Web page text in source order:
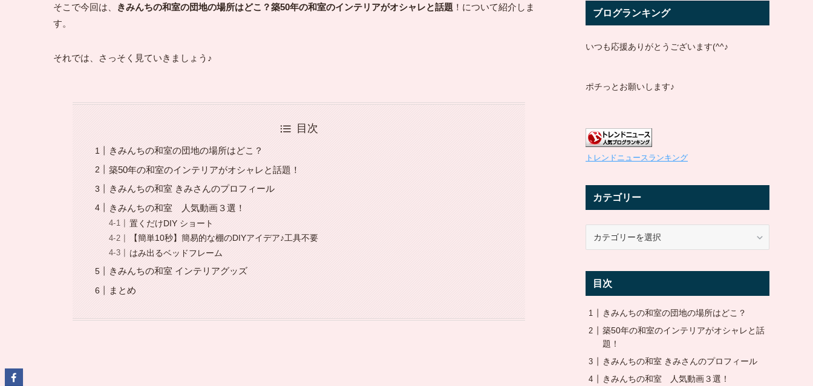
そこで今回は、 きみんちの和室の団地の場所はどこ？築50年の和室のインテリアがオシャレと話題 ！について紹介しま
す。
それでは、さっそく見ていきましょう♪
目次
きみんちの和室の団地の場所はどこ？
築50年の和室のインテリアがオシャレと話題！
きみんちの和室 きみさんのプロフィール
きみんちの和室 人気動画３選！
置くだけDIY ショート
【簡単10秒】簡易的な棚のDIYアイデア♪工具不要
はみ出るベッドフレーム
きみんちの和室 インテリアグッズ
まとめ
ブログランキング
いつも応援ありがとうございます(^^♪
ポチっとお願いします♪
トレンドニュースランキング
カテゴリー
リ
目次
きみんちの和室の団地の場所はどこ？
築50年の和室のインテリアがオシャレと話
題！
きみんちの和室 きみさんのプロフィール
きみんちの和室 人気動画３選！